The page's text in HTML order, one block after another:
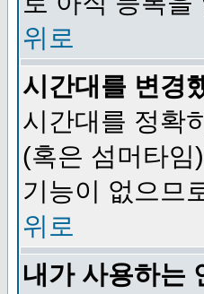
위로
시간대를 변경
시간대를 정확
(혹은 섬머타
기능이 없으므
위로
내가 사용하는